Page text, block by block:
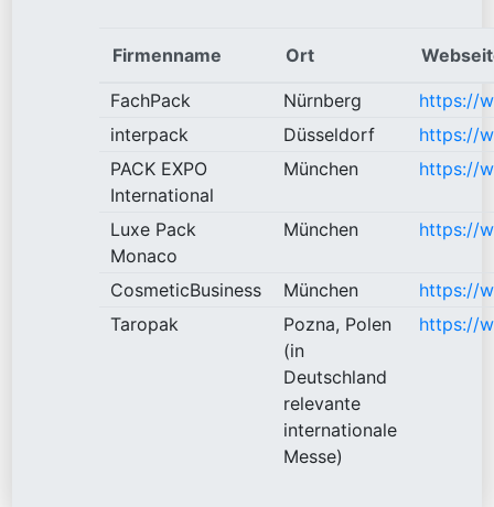
Firmenname Ort
FachPack Nürnberg
https://
interpack
Düsseldorf
https://
PACK EXPO
International
München https://
Luxe Pack
Monaco
München https://
CosmeticBusiness München
https://
Taropak
Pozna, Polen
(in
Deutschland
relevante
internationale
Messe)
https://